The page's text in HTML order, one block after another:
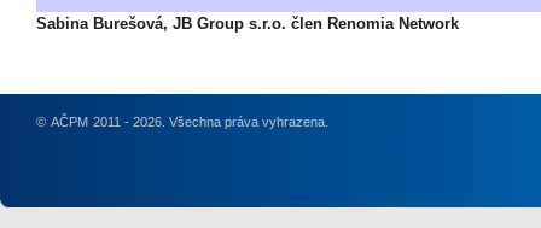
Sabina Burešová, JB Group s.r.o. člen Renomia Network
© AČPM 2011 - 2026. Všechna práva vyhrazena.